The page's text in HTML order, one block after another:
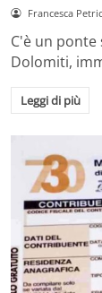
Francesca
C'è un
Dolomiti,
Leggi di più